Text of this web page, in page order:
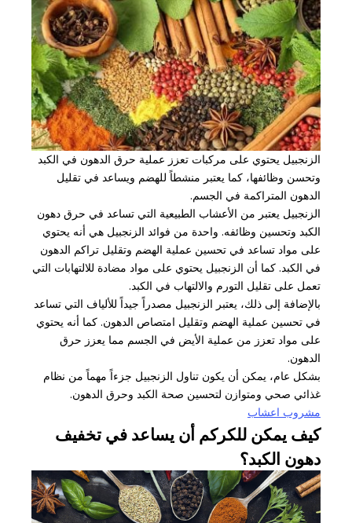
الزنجبيل يحتوي على مركبات تعزز عملية حرق الدهون في الكبد
وتحسن وظائفها، كما يعتبر منشطاً للهضم ويساعد في تقليل
الدهون المتراكمة في الجسم.
الزنجبيل يعتبر من الأعشاب الطبيعية التي تساعد في حرق دهون
الكبد وتحسين وظائفه. واحدة من فوائد الزنجبيل هي أنه يحتوي
على مواد تساعد في تحسين عملية الهضم وتقليل تراكم الدهون
في الكبد. كما أن الزنجبيل يحتوي على مواد مضادة للالتهابات التي
تعمل على تقليل التورم والالتهاب في الكبد.
بالإضافة إلى ذلك، يعتبر الزنجبيل مصدراً جيداً للألياف التي تساعد
في تحسين عملية الهضم وتقليل امتصاص الدهون. كما أنه يحتوي
على مواد تعزز من عملية الأيض في الجسم مما يعزز حرق
الدهون.
بشكل عام، يمكن أن يكون تناول الزنجبيل جزءاً مهماً من نظام
غذائي صحي ومتوازن لتحسين صحة الكبد وحرق الدهون.
مشروب اعشاب
كيف يمكن للكركم أن يساعد في تخفيف
دهون الكبد؟